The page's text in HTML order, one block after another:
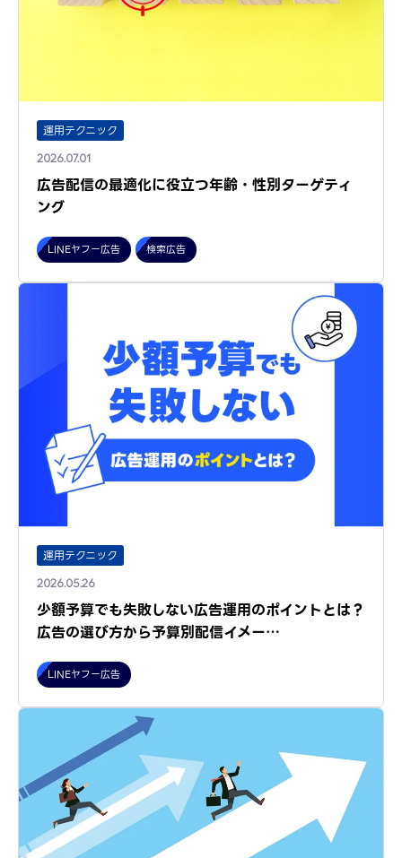
運用テクニック
2026.07.01
広告配信の最適化に役立つ年齢・性別ターゲティ
ング
LINEヤフー広告 検索広告
運用テクニック
2026.05.26
少額予算でも失敗しない広告運用のポイントとは？
広告の選び方から予算別配信イメー…
LINEヤフー広告